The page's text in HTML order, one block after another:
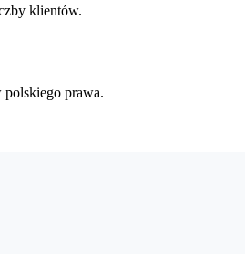
klientów.
polskiego prawa.